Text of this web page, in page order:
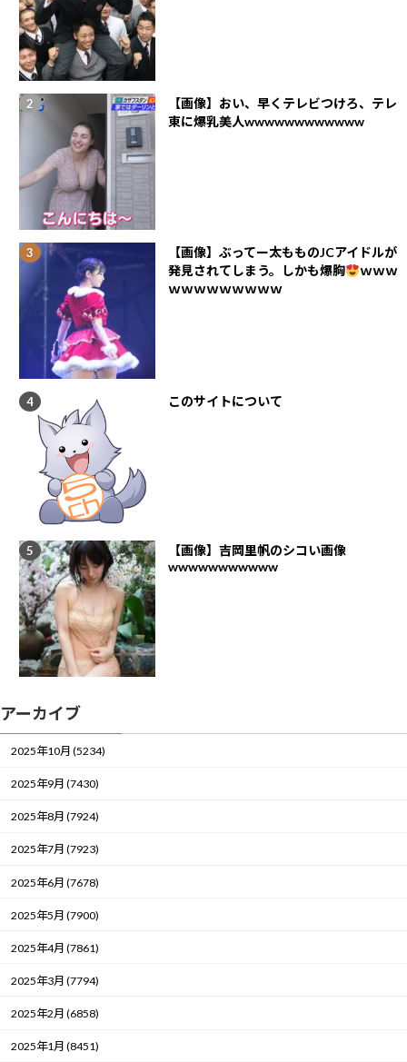
【画像】おい、早くテレビつけろ、テレ
東に爆乳美人wwwwwwwwwwww
【画像】ぶってー太もものJCアイドルが
発見されてしまう。しかも爆胸
ｗｗｗ
ｗｗｗｗｗｗｗｗｗ
このサイトについて
【画像】吉岡里帆のシコい画像
wwwwwwwwwww
アーカイブ
2025年10月 (5234)
2025年9月 (7430)
2025年8月 (7924)
2025年7月 (7923)
2025年6月 (7678)
2025年5月 (7900)
2025年4月 (7861)
2025年3月 (7794)
2025年2月 (6858)
2025年1月 (8451)